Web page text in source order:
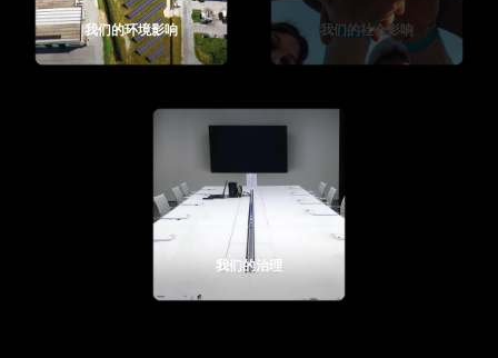
我们的环境影响 我们的社会影响
我们的治理